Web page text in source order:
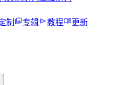
制 photo_library专辑send教程menu_book更新